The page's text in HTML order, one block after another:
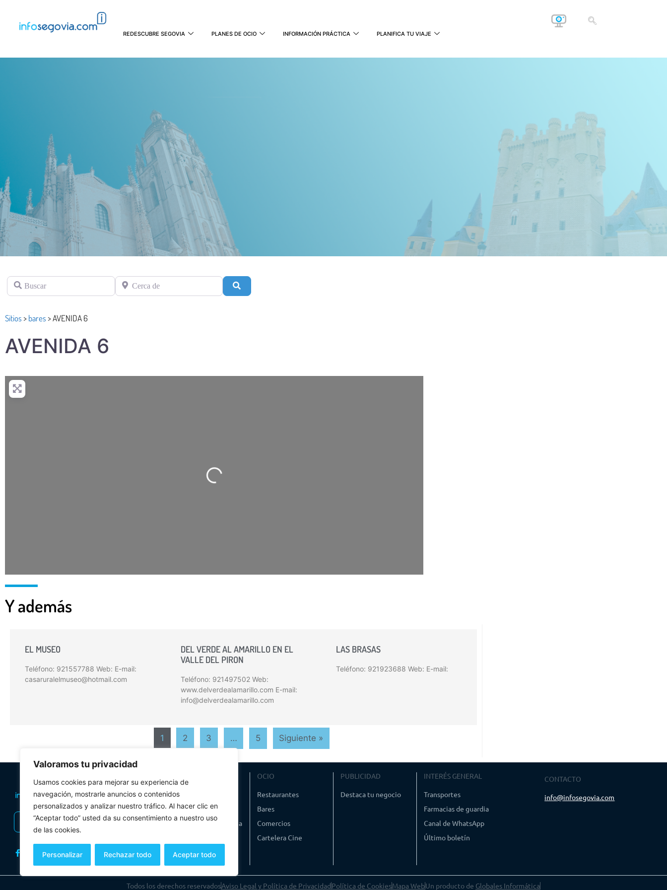
Valoramos tu privacidad
Usamos cookies para mejorar su experiencia de
navegación, mostrarle anuncios o contenidos
personalizados y analizar nuestro tráfico. Al hacer clic en
“Aceptar todo” usted da su consentimiento a nuestro uso
de las cookies.
Personalizar Rechazar todo Aceptar todo
REDESCUBRE SEGOVIA PLANES DE OCIO INFORMACIÓN PRÁCTICA PLANIFICA TU VIAJE
Buscar Cerca de
Sitios >bares >AVENIDA 6
AVENIDA 6
Cargando…
Y además
EL MUSEO
Teléfono: 921557788 Web: E-mail:
casaruralelmuseo@hotmail.com
DEL VERDE AL AMARILLO EN EL
VALLE DEL PIRON
Teléfono: 921497502 Web:
www.delverdealamarillo.com E-mail:
info@delverdealamarillo.com
LAS BRASAS
Teléfono: 921923688 Web: E-mail:
1 2 3 … 5 Siguiente »
INSCRIBIRSE AL BOLETÍN
Oficinas de turismo
Visitas Guiadas
Folletos y multimedia
OCIO
Restaurantes
Bares
Comercios
Cartelera Cine
PUBLICIDAD
Destaca tu negocio
INTERÉS GENERAL
Transportes
Farmacias de guardia
Canal de WhatsApp
Último boletín
CONTACTO
info@infosegovia.com
Todos los derechos reservadosAviso Legal y Política de PrivacidadPolítica de CookiesMapa WebUn producto de Globales Informática